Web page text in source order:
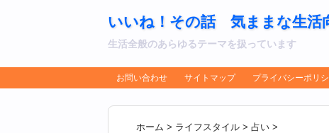
いいね！その話 気ままな生活
生活全般のあらゆるテーマを扱っています
お問い合わせ サイトマップ プライバシーポリ
ホーム > ライフスタイル > 占い >